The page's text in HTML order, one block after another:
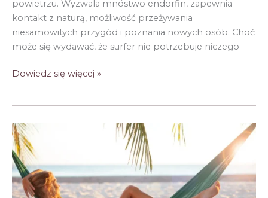
powietrzu. Wyzwala mnóstwo endorfin, zapewnia
kontakt z naturą, możliwość przeżywania
niesamowitych przygód i poznania nowych osób. Choć
może się wydawać, że surfer nie potrzebuje niczego
Prezent
pomysły
Dowiedz się więcej »